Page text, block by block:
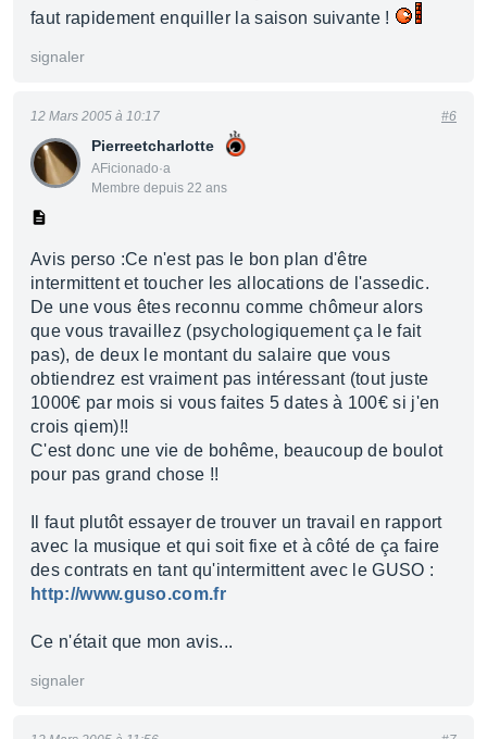
faut rapidement enquiller la saison suivante !
signaler
Pierreetcharlotte
AFicionado·a
Membre depuis 22 ans
12 Mars 2005 à 10:17 #6
Avis perso :Ce n'est pas le bon plan d'être
intermittent et toucher les allocations de l'assedic.
De une vous êtes reconnu comme chômeur alors
que vous travaillez (psychologiquement ça le fait
pas), de deux le montant du salaire que vous
obtiendrez est vraiment pas intéressant (tout juste
1000€ par mois si vous faites 5 dates à 100€ si j'en
crois qiem)!!
C'est donc une vie de bohême, beaucoup de boulot
pour pas grand chose !!
Il faut plutôt essayer de trouver un travail en rapport
avec la musique et qui soit fixe et à côté de ça faire
des contrats en tant qu'intermittent avec le GUSO :
http://www.guso.com.fr
Ce n'était que mon avis...
signaler